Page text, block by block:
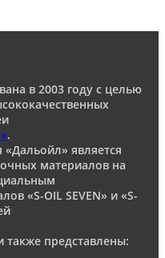
в 2003 году с целью
.
является
материалов на
«S-OIL SEVEN» и «S-
представлены: